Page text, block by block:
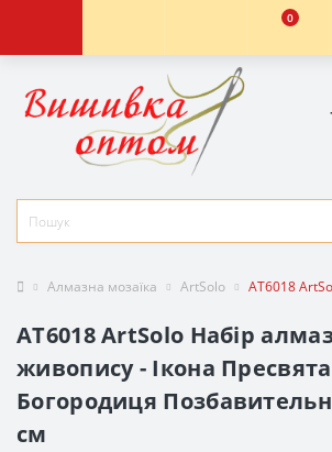
0
Алмазна мозаїка ArtSolo АТ6018
АТ6018 ArtSolo Набір
живопису - Ікона Пресвята
Богородиця
см